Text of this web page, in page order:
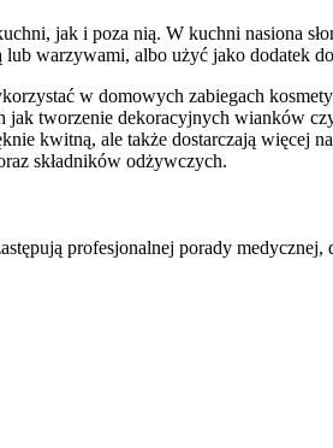
jak i poza nią. W kuchni nasiona
warzywami, albo użyć jako dodatek
w domowych zabiegach
tworzenie dekoracyjnych wianków
kwitną, ale także dostarczają więcej
składników odżywczych.
profesjonalnej porady medycznej,